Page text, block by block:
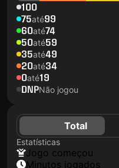
100
75até99
60até74
50até59
35até49
20até34
0até19
DNPNão jogou
Total
Estatísticas
jogo começou
minutos jogados